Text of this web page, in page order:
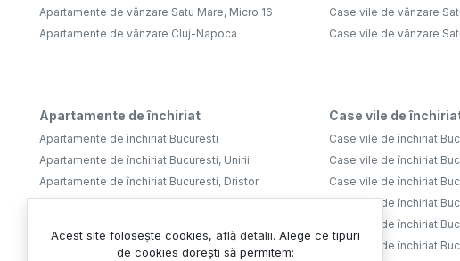
Apartamente de vânzare Satu Mare, Micro 16
Apartamente de vânzare Cluj-Napoca
Case vile de vânzare
Case vile de vânzare
Apartamente de închiriat
Apartamente de închiriat Bucuresti
Apartamente de închiriat Bucuresti, Unirii
Apartamente de închiriat Bucuresti, Dristor
Apartamente de închiriat Bucuresti, Tineretului
Apartamente de închiriat Bucuresti, Lujerului
Case vile de
Case vile de închiriat
Case vile de închiriat
Case vile de închiriat
Case vile de închiriat
Case vile de închiriat
Case vile de închiriat
Acest site folosește cookies, află detalii. Alege ce tipuri
de cookies dorești să permitem: